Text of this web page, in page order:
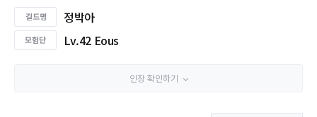
정박아
Lv.42 Eous
인장 확인하기